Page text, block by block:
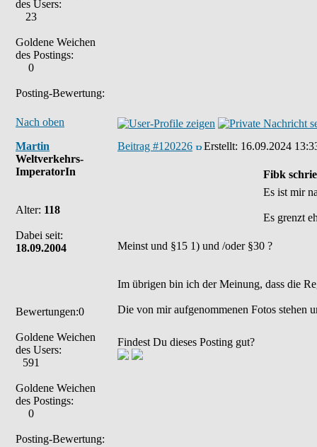
des Users:
23
Goldene Weichen
des Postings:
0
Posting-Bewertung:
Nach oben
Martin
Weltverkehrs-
ImperatorIn
Alter: 118
Dabei seit:
18.09.2004
Bewertungen:0
Goldene Weichen
des Users:
591
Goldene Weichen
des Postings:
0
Posting-Bewertung:
Beitrag #120226 Erstellt: 16.09.2024
Fibk
Es ist mir
Es grenzt
Meinst und §15 1) und /oder §30 ?
Im übrigen bin ich der Meinung, dass die
Die von mir aufgenommenen Fotos stehen
Findest Du dieses Posting gut?